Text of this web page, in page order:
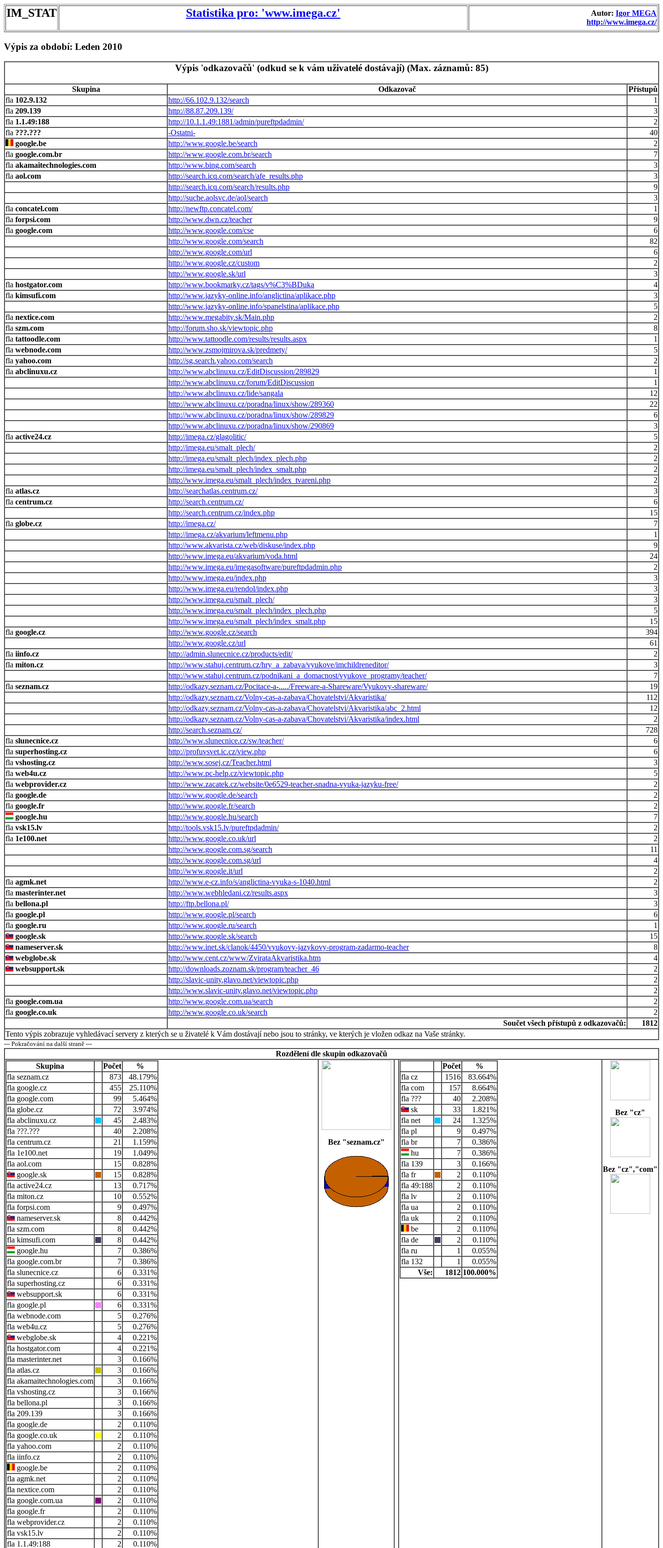
IM_STAT Statistika pro: 'www.imega.cz' Autor: Igor MEGA
http://www.imega.cz/
Výpis za období: Leden 2010
Výpis 'odkazovačů' (odkud se k vám uživatelé dostávají) (Max. záznamů: 85)
Skupina Odkazovač
Přístupů
102.9.132
http://66.102.9.132/search
1
209.139
http://88.87.209.139/
3
1.1.49:188
http://10.1.1.49:1881/admin/pureftpdadmin/
2
???.???
-Ostatni-
40
google.be
http://www.google.be/search
2
google.com.br
http://www.google.com.br/search
7
akamaitechnologies.com
http://www.bing.com/search
3
aol.com
http://search.icq.com/search/afe_results.php
3
http://search.icq.com/search/results.php
9
http://suche.aolsvc.de/aol/search
3
concatel.com
http://newftp.concatel.com/
1
forpsi.com
http://www.dwn.cz/teacher
9
google.com
http://www.google.com/cse
6
http://www.google.com/search
82
http://www.google.com/url
6
http://www.google.cz/custom
2
http://www.google.sk/url
3
hostgator.com
http://www.bookmarky.cz/tags/v%C3%BDuka
4
kimsufi.com
http://www.jazyky-online.info/anglictina/aplikace.php
3
http://www.jazyky-online.info/spanelstina/aplikace.php
5
nextice.com
http://www.megabity.sk/Main.php
2
szm.com
http://forum.sho.sk/viewtopic.php
8
tattoodle.com
http://www.tattoodle.com/results/results.aspx
1
webnode.com
http://www.zsmojmirova.sk/predmety/
5
yahoo.com
http://sg.search.yahoo.com/search
2
abclinuxu.cz
http://www.abclinuxu.cz/EditDiscussion/289829
1
http://www.abclinuxu.cz/forum/EditDiscussion
1
http://www.abclinuxu.cz/lide/sangala
12
http://www.abclinuxu.cz/poradna/linux/show/289360
22
http://www.abclinuxu.cz/poradna/linux/show/289829
6
http://www.abclinuxu.cz/poradna/linux/show/290869
3
active24.cz
http://imega.cz/glagolitic/
5
http://imega.eu/smalt_plech/
2
http://imega.eu/smalt_plech/index_plech.php
2
http://imega.eu/smalt_plech/index_smalt.php
2
http://www.imega.eu/smalt_plech/index_tvareni.php
2
atlas.cz
http://searchatlas.centrum.cz/
3
centrum.cz
http://search.centrum.cz/
6
http://search.centrum.cz/index.php
15
globe.cz
http://imega.cz/
7
http://imega.cz/akvarium/leftmenu.php
1
http://www.akvarista.cz/web/diskuse/index.php
9
http://www.imega.eu/akvarium/voda.html
24
http://www.imega.eu/imegasoftware/pureftpdadmin.php
2
http://www.imega.eu/index.php
3
http://www.imega.eu/rendol/index.php
3
http://www.imega.eu/smalt_plech/
3
http://www.imega.eu/smalt_plech/index_plech.php
5
http://www.imega.eu/smalt_plech/index_smalt.php
15
google.cz
http://www.google.cz/search
394
http://www.google.cz/url
61
iinfo.cz
http://admin.slunecnice.cz/products/edit/
2
miton.cz
http://www.stahuj.centrum.cz/hry_a_zabava/vyukove/imchildreneditor/
3
http://www.stahuj.centrum.cz/podnikani_a_domacnost/vyukove_programy/teacher/
7
seznam.cz
http://odkazy.seznam.cz/Pocitace-a-...../Freeware-a-Shareware/Vyukovy-shareware/
19
http://odkazy.seznam.cz/Volny-cas-a-zabava/Chovatelstvi/Akvaristika/
112
http://odkazy.seznam.cz/Volny-cas-a-zabava/Chovatelstvi/Akvaristika/abc_2.html
12
http://odkazy.seznam.cz/Volny-cas-a-zabava/Chovatelstvi/Akvaristika/index.html
2
http://search.seznam.cz/
728
slunecnice.cz
http://www.slunecnice.cz/sw/teacher/
6
superhosting.cz
http://profuvsvet.ic.cz/view.php
6
vshosting.cz
http://www.sosej.cz/Teacher.html
3
web4u.cz
http://www.pc-help.cz/viewtopic.php
5
webprovider.cz
http://www.zacatek.cz/website/0e6529-teacher-snadna-vyuka-jazyku-free/
2
google.de
http://www.google.de/search
2
google.fr
http://www.google.fr/search
2
google.hu
http://www.google.hu/search
7
vsk15.lv
http://tools.vsk15.lv/pureftpdadmin/
2
1e100.net
http://www.google.co.uk/url
2
http://www.google.com.sg/search
11
http://www.google.com.sg/url
4
http://www.google.it/url
2
agmk.net
http://www.e-cz.info/s/anglictina-vyuka-s-1040.html
2
masterinter.net
http://www.webhledani.cz/results.aspx
3
bellona.pl
http://ftp.bellona.pl/
3
google.pl
http://www.google.pl/search
6
google.ru
http://www.google.ru/search
1
google.sk
http://www.google.sk/search
15
nameserver.sk
http://www.inet.sk/clanok/4450/vyukovy-jazykovy-program-zadarmo-teacher
8
webglobe.sk
http://www.cent.cz/www/ZvirataAkvaristika.htm
4
websupport.sk
http://downloads.zoznam.sk/program/teacher_46
2
http://slavic-unity.glavo.net/viewtopic.php
2
http://www.slavic-unity.glavo.net/viewtopic.php
2
google.com.ua
http://www.google.com.ua/search
2
google.co.uk
http://www.google.co.uk/search
2
Součet všech přístupů z odkazovačů:
1812
Tento výpis zobrazuje vyhledávací servery z kterých se u živatelé k Vám dostávají nebo jsou to stránky, ve kterých je vložen odkaz na Vaše stránky.
--- Pokračování na další straně ---
Rozdělení dle skupin odkazovačů
Skupina
Počet
%
seznam.cz
873
48.179%
google.cz
455
25.110%
google.com
99
5.464%
globe.cz
72
3.974%
abclinuxu.cz
45
2.483%
???.???
40
2.208%
centrum.cz
21
1.159%
1e100.net
19
1.049%
aol.com
15
0.828%
google.sk
15
0.828%
active24.cz
13
0.717%
miton.cz
10
0.552%
forpsi.com
9
0.497%
nameserver.sk
8
0.442%
szm.com
8
0.442%
kimsufi.com
8
0.442%
google.hu
7
0.386%
google.com.br
7
0.386%
slunecnice.cz
6
0.331%
superhosting.cz
6
0.331%
websupport.sk
6
0.331%
google.pl
6
0.331%
webnode.com
5
0.276%
web4u.cz
5
0.276%
webglobe.sk
4
0.221%
hostgator.com
4
0.221%
masterinter.net
3
0.166%
atlas.cz
3
0.166%
akamaitechnologies.com
3
0.166%
vshosting.cz
3
0.166%
bellona.pl
3
0.166%
209.139
3
0.166%
google.de
2
0.110%
google.co.uk
2
0.110%
yahoo.com
2
0.110%
iinfo.cz
2
0.110%
google.be
2
0.110%
agmk.net
2
0.110%
nextice.com
2
0.110%
google.com.ua
2
0.110%
google.fr
2
0.110%
webprovider.cz
2
0.110%
vsk15.lv
2
0.110%
1.1.49:188
2 0.110%
Bez "seznam.cz"
Počet
%
cz
1516
83.664%
com
157
8.664%
???
40
2.208%
sk
33
1.821%
net
24
1.325%
pl
9
0.497%
br
7
0.386%
hu
7
0.386%
139
3
0.166%
fr
2
0.110%
49:188
2
0.110%
lv
2
0.110%
ua
2
0.110%
uk
2
0.110%
be
2
0.110%
de
2
0.110%
ru
1
0.055%
132
1
0.055%
Vše:
1812 100.000%
Bez "cz"
Bez "cz","com"